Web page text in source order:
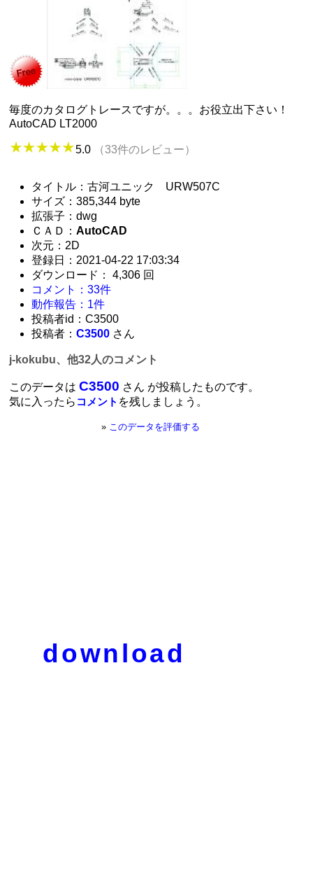
毎度のカタログトレースですが。。。お役立出下さい！
AutoCAD LT2000
5.0 （33件のレビュー）
タイトル：古河ユニック URW507C
サイズ：385,344 byte
拡張子：dwg
ＣＡＤ：AutoCAD
次元：2D
登録日：2021-04-22 17:03:34
ダウンロード： 4,306 回
コメント：33件
動作報告：1件
投稿者id：C3500
投稿者：C3500 さん
j-kokubu、他32人のコメント
このデータはC3500 さん が投稿したものです。
気に入ったら コメント を残しましょう。
» このデータを評価する
download